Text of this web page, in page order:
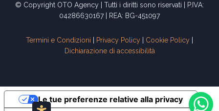
© Copyright OTO Agency | Tutti i diritti sono riservati | P.IVA:
04286630167 | REA: BG-451097
Termini e Condizioni | Privacy Policy | Cookie Policy |
Dichiarazione di accessibilità
Le tue preferenze relative alla privacy